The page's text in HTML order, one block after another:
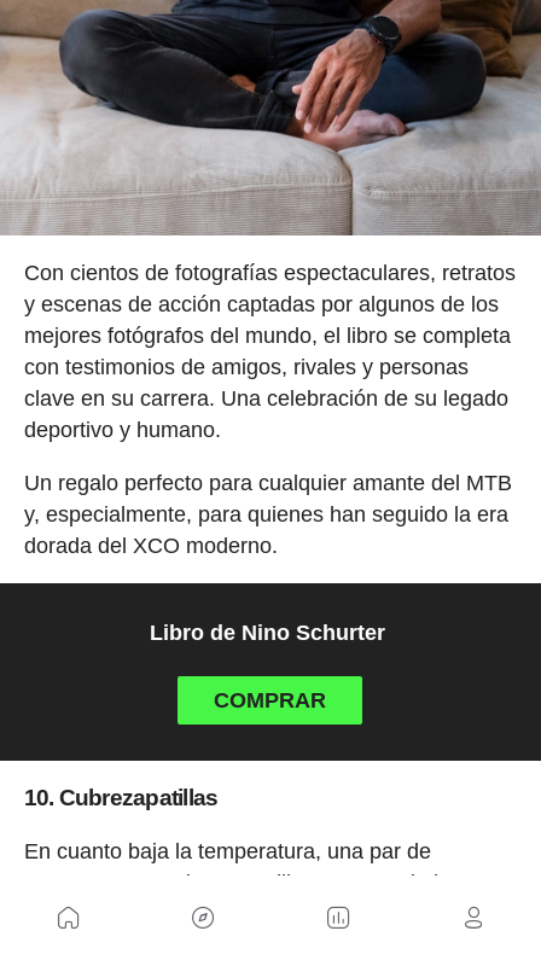
Con cientos de fotografías espectaculares, retratos
y escenas de acción captadas por algunos de los
mejores fotógrafos del mundo, el libro se completa
con testimonios de amigos, rivales y personas
clave en su carrera. Una celebración de su legado
deportivo y humano.
Un regalo perfecto para cualquier amante del MTB
y, especialmente, para quienes han seguido la era
dorada del XCO moderno.
Libro de Nino Schurter
COMPRAR
10. Cubrezapatillas
En cuanto baja la temperatura, una par de
punteras o un cubre zapatillas son uno de los
complementos básicos en la equipación de